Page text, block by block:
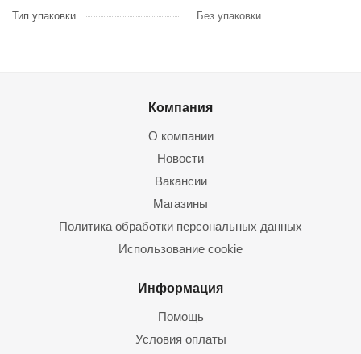
Тип упаковки
Без упаковки
Компания
О компании
Новости
Вакансии
Магазины
Политика обработки персональных данных
Использование cookie
Информация
Помощь
Условия оплаты